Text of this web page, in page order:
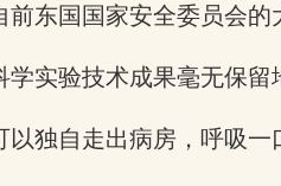
东国国家安全委员会的
实验技术成果毫无保留
独自走出病房，呼吸一